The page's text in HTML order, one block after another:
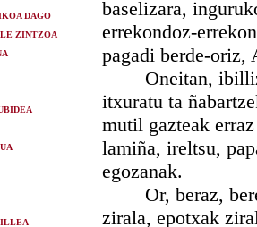
DAGO
ZINTZOA
baselizara,
errekondoz-
pagadi berde-oriz,
Oneitan, ibilliz
itxuratu ta
mutil gazteak
lamiña, ireltsu,
egozanak.
Or, beraz,
zirala, epotxak